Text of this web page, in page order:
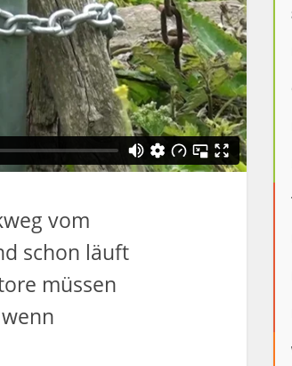
vom
schon läuft
müssen